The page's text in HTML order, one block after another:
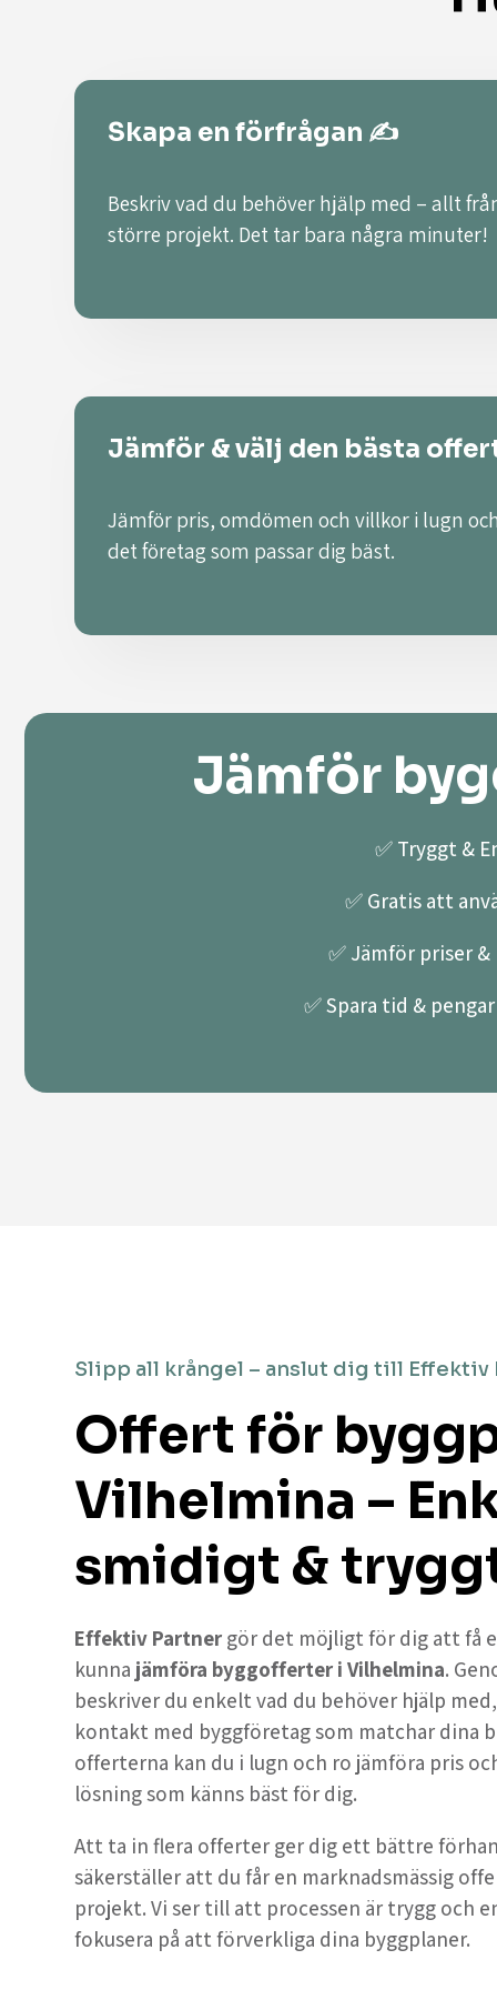
Skapa en förfrågan ✍️
Beskriv vad du behöver hjälp med – allt
större projekt. Det tar bara några minuter!
Jämför & välj den bästa
Jämför pris, omdömen och villkor i lugn
det företag som passar dig bäst.
Jämför
✅ Tryggt &
✅ Gratis att
✅ Jämför priser
✅ Spara tid &
Slipp all krångel – anslut dig till Effektiv
Offert för
Vilhelmina –
smidigt &
Effektiv Partner gör det möjligt för dig att få
kunna jämföra byggofferter i Vilhelmina.
beskriver du enkelt vad du behöver hjälp
kontakt med byggföretag som matchar dina
offerterna kan du i lugn och ro jämföra pris
lösning som känns bäst för dig.
Att ta in flera offerter ger dig ett bättre
säkerställer att du får en marknadsmässig
projekt. Vi ser till att processen är trygg och
fokusera på att förverkliga dina byggplaner.